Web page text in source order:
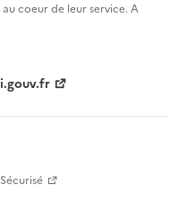
coeur de leur service. A